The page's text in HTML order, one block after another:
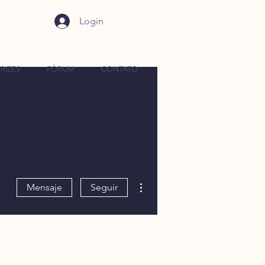
FÓRUM CONTATO
Login
Mensaje Seguir